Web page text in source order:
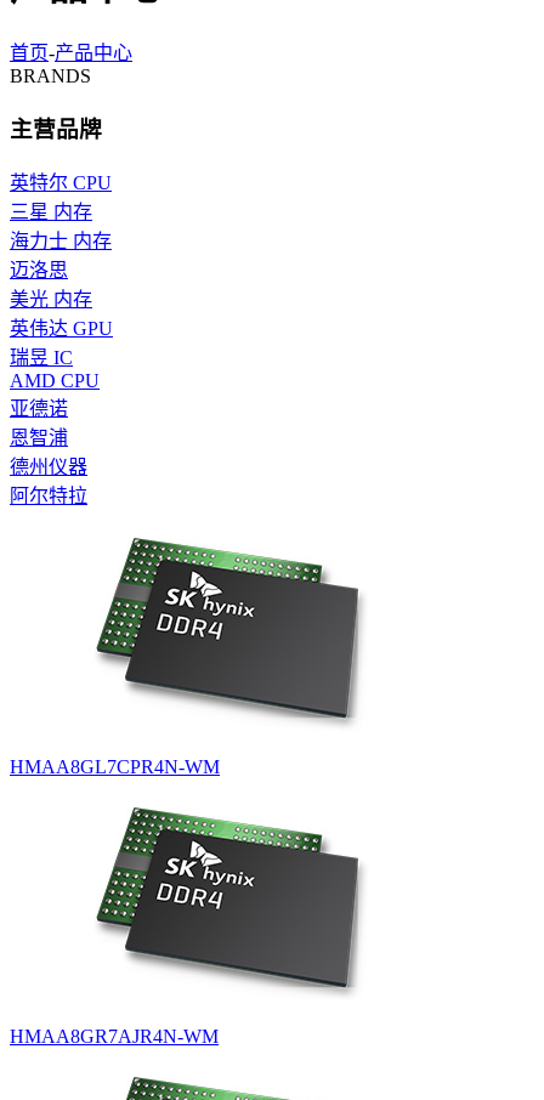
首页-产品中心
BRANDS
主营品牌
英特尔 CPU
三星 内存
海力士 内存
迈洛思
美光 内存
英伟达 GPU
瑞昱 IC
AMD CPU
亚德诺
恩智浦
德州仪器
阿尔特拉
HMAA8GL7CPR4N-WM
HMAA8GR7AJR4N-WM